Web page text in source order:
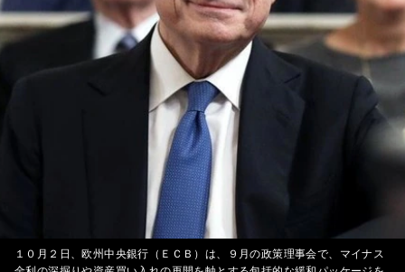
１０月２日、欧州中央銀行（ＥＣＢ）は、９月の政策理事会で、マイナス